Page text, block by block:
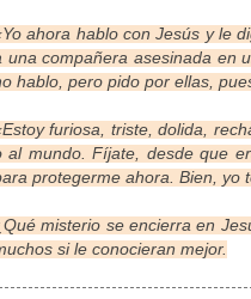
ahora hablo con Jesús y le
una compañera asesinada en
hablo, pero pido por ellas,
furiosa, triste, dolida,
al mundo. Fíjate, desde que
protegerme ahora. Bien, yo
misterio se encierra en
si le conocieran mejor.